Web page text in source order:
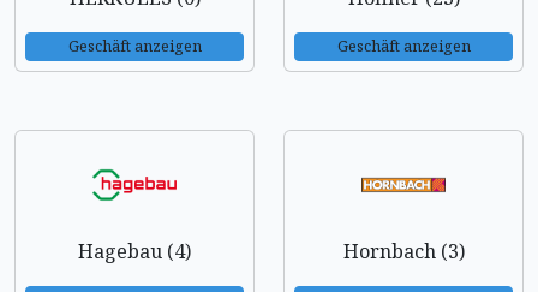
Geschäft anzeigen Geschäft anzeigen
Hagebau (4) Hornbach (3)